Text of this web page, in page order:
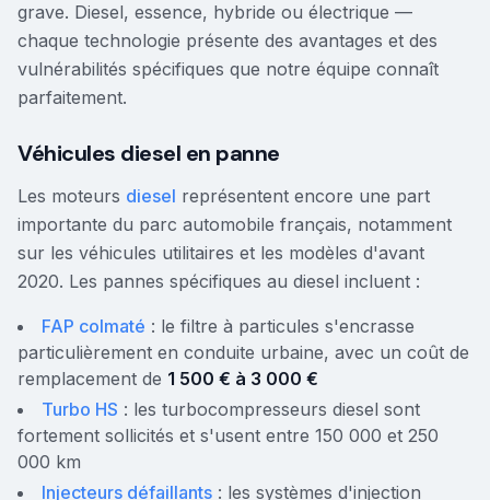
grave. Diesel, essence, hybride ou électrique —
chaque technologie présente des avantages et des
vulnérabilités spécifiques que notre équipe connaît
parfaitement.
Véhicules diesel en panne
Les moteurs diesel représentent encore une part
importante du parc automobile français, notamment
sur les véhicules utilitaires et les modèles d'avant
2020. Les pannes spécifiques au diesel incluent :
FAP colmaté : le filtre à particules s'encrasse
particulièrement en conduite urbaine, avec un coût de
remplacement de 1 500 € à 3 000 €
Turbo HS : les turbocompresseurs diesel sont
fortement sollicités et s'usent entre 150 000 et 250
000 km
Injecteurs défaillants : les systèmes d'injection